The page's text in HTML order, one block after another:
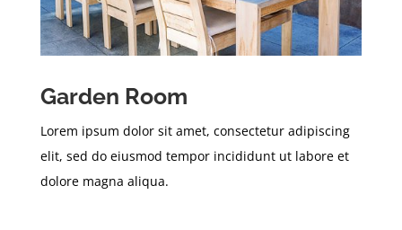
Garden Room
Lorem ipsum dolor sit amet, consectetur adipiscing
elit, sed do eiusmod tempor incididunt ut labore et
dolore magna aliqua.